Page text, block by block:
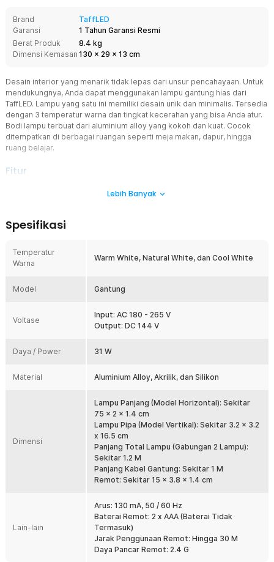
Brand
TaffLED
Garansi
1 Tahun Garansi Resmi
Berat Produk
8.4 kg
Dimensi Kemasan 130 x 29 x 13 cm
Desain interior yang menarik tidak lepas dari unsur pencahayaan. Untuk
mendukungnya, Anda dapat menggunakan lampu gantung hias dari
TaffLED. Lampu yang satu ini memiliki desain unik dan minimalis. Tersedia
dengan 3 temperatur warna dan tingkat kecerahan yang bisa Anda atur.
Bodi lampu terbuat dari aluminium alloy yang kokoh dan kuat. Cocok
ditempatkan di berbagai ruangan seperti meja makan, dapur, hingga
ruang belajar.
Fitur
yang bebas Anda pilih. Dilengkapi juga dengan pengaturan tingkat
Anda atur dengan menggunakan remot kontrol.
Desain Minimalis dan Unik
lampu dengan bentuk bulat membuat desain lampu gantung hias
membuat lampu gantung hias terlihat cocok juga untuk digunakan
sebagai dekorasi yang akan menonjolkan sisi minimalis. Uniknya
lagi, gantungannya ini mengandalkan kabel yang mampu menahan
dengan cara mengencangkannya pakai skrup.
Anda dapat memasang lampu gantung hias ini di dapur, meja makan,
untuk menggunakan lampu gantung hias di ruangan dengan luas 8 -
Kelengkapan Produk
Rincian yang Anda dapatkan untuk pembelian produk ini:
1 x TaffLED Lampu Gantung Hias Modern Nordic Chandelier 3 in 1
Color 31W - KR-72W
1 x Dudukan Rangka
1 x Panduan Penggunaan
Lebih Banyak
Spesifikasi
Temperatur
Warna
Warm White, Natural White, dan Cool White
Model Gantung
Voltase
Input: AC 180 - 265 V
Output: DC 144 V
Daya / Power 31 W
Material Aluminium Alloy, Akrilik, dan Silikon
Dimensi
Lampu Panjang (Model Horizontal): Sekitar
75 x 2 x 1.4 cm
Lampu Pipa (Model Vertikal): Sekitar 3.2 x 3.2
x 16.5 cm
Panjang Total Lampu (Gabungan 2 Lampu):
Sekitar 1.2 M
Panjang Kabel Gantung: Sekitar 1 M
Remot: Sekitar 15 x 3.8 x 1.4 cm
Lain-lain
Arus: 130 mA, 50 / 60 Hz
Baterai Remot: 2 x AAA (Baterai Tidak
Termasuk)
Jarak Penggunaan Remot: Hingga 30 M
Daya Pancar Remot: 2.4 G